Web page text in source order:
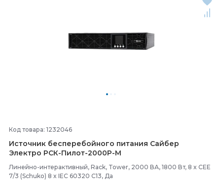
Код товара: 1232046
Источник бесперебойного питания Сайбер
Электро РСК-Пилот-2000Р-М
Линейно-интерактивный, Rack, Tower, 2000 ВА, 1800 Вт, 8 x CEE
7/3 (Schuko) 8 x IEC 60320 C13, Да